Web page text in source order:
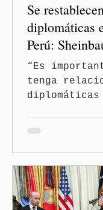
Se
diplomáticas
Perú:
“Es
tenga
diplomáticas
Sheinbaum
relaciones
entre los